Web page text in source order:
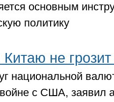
основным
политику
не грозит
национальной
войне с США, заявил